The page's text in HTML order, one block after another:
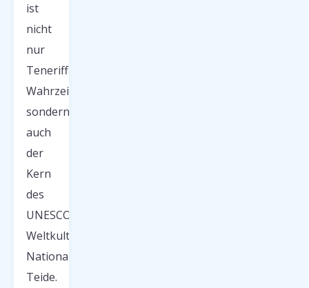
ist
nicht
nur
Teneriffas
Wahrzeichen,
sondern
auch
der
Kern
des
UNESCO-
Weltkulturerbes
Nationalpark
Teide.